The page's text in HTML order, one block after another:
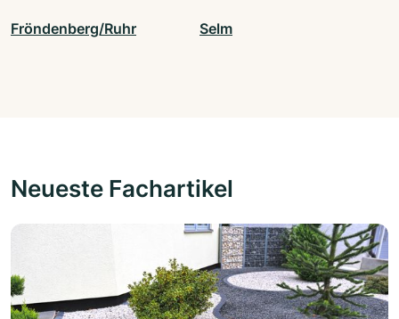
Fröndenberg/Ruhr Selm
Neueste Fachartikel